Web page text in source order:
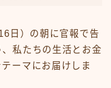
日）の朝に官報で告
私たちの生活とお金
ーマにお届けしま